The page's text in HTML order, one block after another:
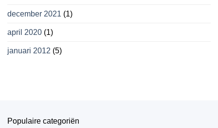
december 2021 (1)
april 2020 (1)
januari 2012 (5)
Populaire categoriën